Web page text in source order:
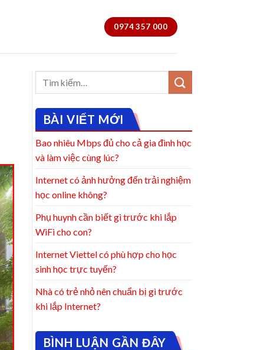
0974 357 000
BÀI VIẾT MỚI
Bao nhiêu Mbps đủ cho cả gia đình học
và làm việc cùng lúc?
Internet có ảnh hưởng đến trải nghiệm
học online không?
Phụ huynh cần biết gì trước khi lắp
WiFi cho con?
Internet Viettel có phù hợp cho học
sinh học trực tuyến?
Nhà có trẻ nhỏ nên chuẩn bị gì trước
khi lắp Internet?
BÌNH LUẬN GẦN ĐÂY